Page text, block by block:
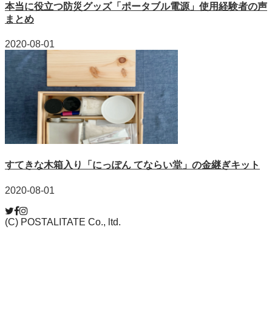
本当に役立つ防災グッズ「ポータブル電源」使用経験者の声
まとめ
2020-08-01
すてきな木箱入り「にっぽん てならい堂」の金継ぎキット
2020-08-01
(C) POSTALITATE Co., ltd.